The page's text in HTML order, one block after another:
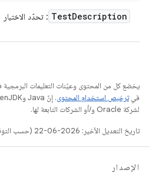
TestDescription : تحدّد الاختبار
يخضع كل من المحتوى وعيّنات التعليمات
فيترخيص استخدام المحتوى
لشركة Oracle و/أو الشركات التابعة لها.
تاريخ التعديل الأخير: 2026-06-22 (حسب التوقيت العالمي المتفَّق عليه)
الإصدار